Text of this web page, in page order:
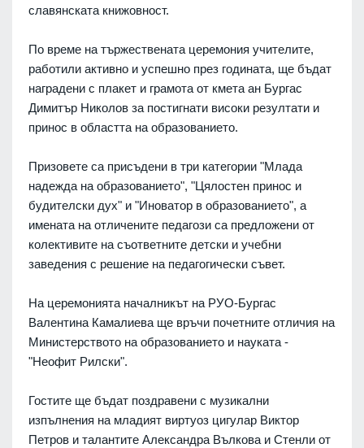
славянската книжовност.
По време на тържествената церемония учителите,
работили активно и успешно през годината, ще бъдат
наградени с плакет и грамота от кмета ан Бургас
Димитър Николов за постигнати високи резултати и
принос в областта на образованието.
Призовете са присъдени в три категории "Млада
надежда на образованието", "Цялостен принос и
будителски дух" и "Иноватор в образованието", а
имената на отличените педагози са предложени от
колективите на съответните детски и учебни
заведения с решение на педагогически съвет.
На церемонията началникът на РУО-Бургас
Валентина Камалиева ще връчи почетните отличия на
Министерството на образованието и науката -
"Неофит Рилски".
Гостите ще бъдат поздравени с музикални
изпълнения на младият виртуоз цигулар Виктор
Петров и талантите Александра Вълкова и Стенли от